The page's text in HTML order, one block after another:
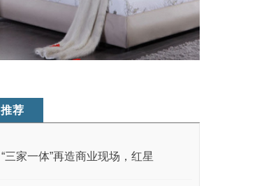
推荐
“三家一体”再造商业现场，红星